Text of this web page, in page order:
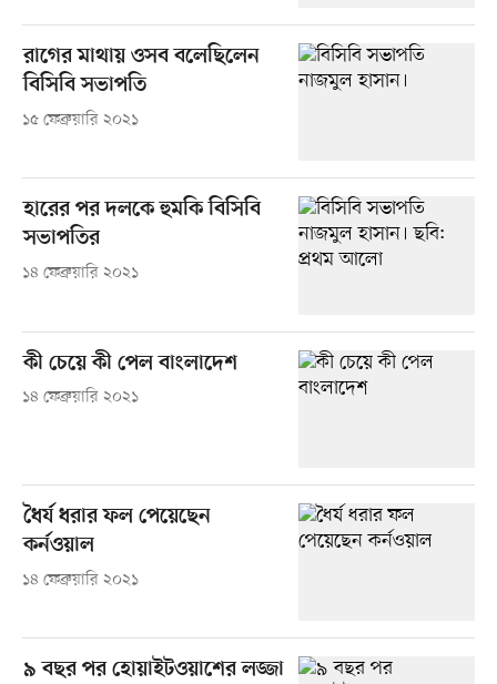
রাগের মাথায় ওসব বলেছিলেন
বিসিবি সভাপতি
১৫ ফেব্রুয়ারি ২০২১
হারের পর দলকে হুমকি বিসিবি
সভাপতির
১৪ ফেব্রুয়ারি ২০২১
কী চেয়ে কী পেল বাংলাদেশ
১৪ ফেব্রুয়ারি ২০২১
ধৈর্য ধরার ফল পেয়েছেন
কর্নওয়াল
১৪ ফেব্রুয়ারি ২০২১
৯ বছর পর হোয়াইটওয়াশের লজ্জা